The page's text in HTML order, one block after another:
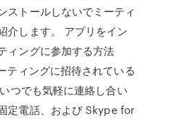
ストールしないでミーティ
介します。 アプリをイン
ィングに参加する方法
ティングに招待されている
つでも気軽に連絡し合い
定電話、および Skype for